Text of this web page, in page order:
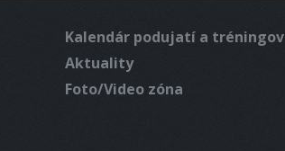
Kalendár podujatí a tréningov
Aktuality
Foto/Video zóna